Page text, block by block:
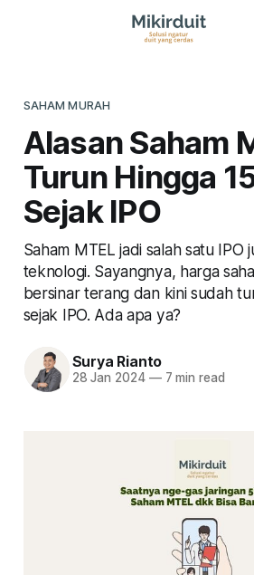
SAHAM MURAH
Alasan Saham
Turun Hingga
Sejak IPO
Saham MTEL jadi salah satu IPO
teknologi. Sayangnya, harga
bersinar terang dan kini sudah
sejak IPO. Ada apa ya?
Surya Rianto
28 Jan 2024 —7 min read